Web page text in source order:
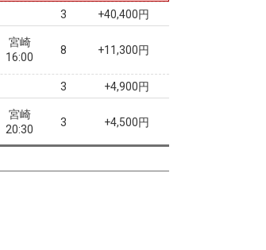
3 +40,400円
宮崎
16:00
8 +11,300円
3 +4,900円
宮崎
20:30
3 +4,500円